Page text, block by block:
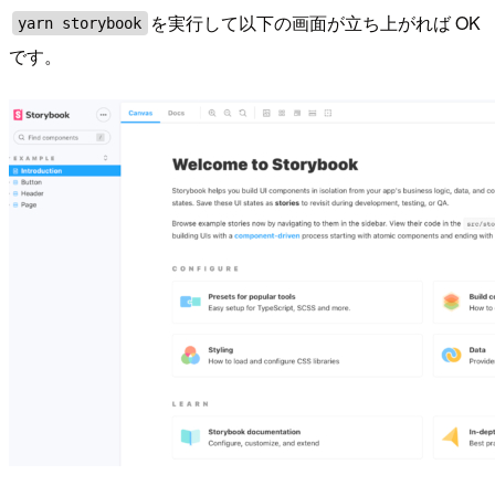
yarn storybook
を実行して以下の画面が立ち上がれば OK
です。